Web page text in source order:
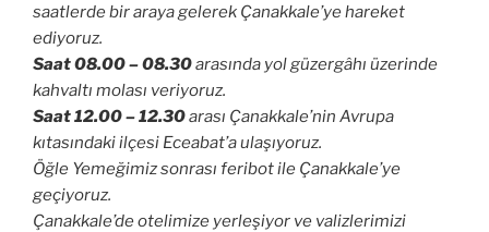
saatlerde bir araya gelerek Çanakkale’ye hareket
ediyoruz.
Saat 08.00 – 08.30arasında yol güzergâhı üzerinde
kahvaltı molası veriyoruz.
Saat 12.00 – 12.30arası Çanakkale’nin Avrupa
kıtasındaki ilçesi Eceabat’a ulaşıyoruz.
Öğle Yemeğimiz sonrası feribot ile Çanakkale’ye
geçiyoruz.
Çanakkale’de otelimize yerleşiyor ve valizlerimizi